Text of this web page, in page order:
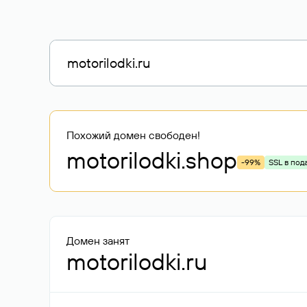
Похожий домен свободен!
motorilodki.shop -99% SSL в
Домен занят
motorilodki.ru